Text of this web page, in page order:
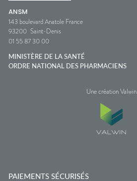
ANSM
143 boulevard Anatole France
93200 Saint-Denis
01 55 87 30 00
MINISTÈRE DE LA SANTÉ
ORDRE NATIONAL DES PHARMACIENS
Une création Valwin
PAIEMENTS SÉCURISÉS